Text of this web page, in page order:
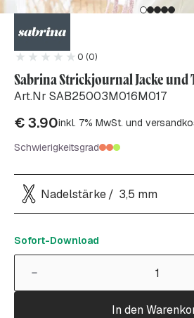
0 (0)
Sabrina Strickjournal Jacke und
Art.Nr SAB25003M016M017
€3.90inkl. 7% MwSt. und
Schwierigkeitsgrad
Nadelstärke 3,5 mm
Sofort-Download
In den